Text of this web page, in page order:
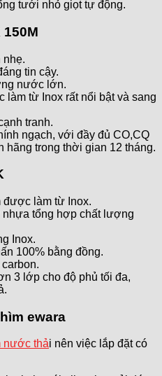
tưới nhỏ giọt tự động.
150M
nhẹ.
tin cậy.
nước lớn.
làm từ Inox rất nổi bật và sang
tranh.
ngạch, với đầy đủ CO,CQ
hãng trong thời gian 12 tháng.
được làm từ Inox.
tổng hợp chất lượng
Inox.
100% bằng đồng.
3 lớp cho độ phủ tối đa,
ewara
nước thải nên việc lắp đặt có